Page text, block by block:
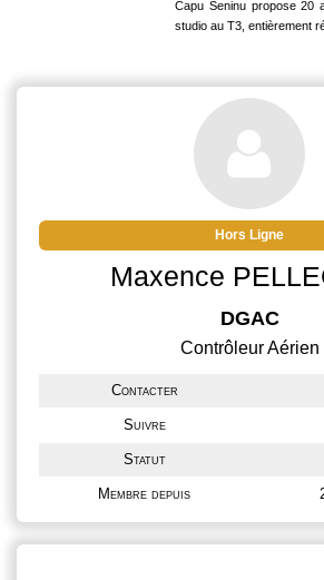
Capu Seninu propose 20
studio au T3, entièrement
Corse du Sud,
moins de 400 m de la
Capu Seninu propose 20
studio au T3, entièrement
Hors Ligne
Maxence
DGAC
Contrôleur Aérien
Contacter
Suivre
Statut
Membre depuis